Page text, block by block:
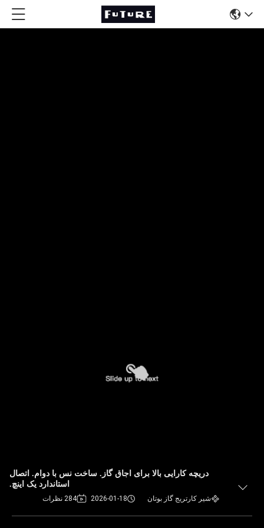
دریچه کارایی بالا برای اجاق گاز. ساخت نس با دوام. اتصال
استاندارد یک اینچ.
شیر کارتریج گاز بوتان 2026-01-18 284 نظرات